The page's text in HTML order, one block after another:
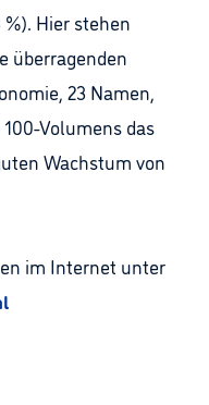
Hier stehen
überragenden
23 Namen,
Volumens das
Wachstum von
im Internet unter